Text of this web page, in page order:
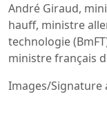
André Giraud,
hauff, ministre
technologie
ministre français
Images/Signature